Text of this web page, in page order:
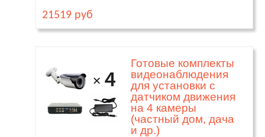
21519 руб
Готовые комплекты
видеонаблюдения
для установки с
датчиком движения
на 4 камеры
(частный дом, дача
и др.)